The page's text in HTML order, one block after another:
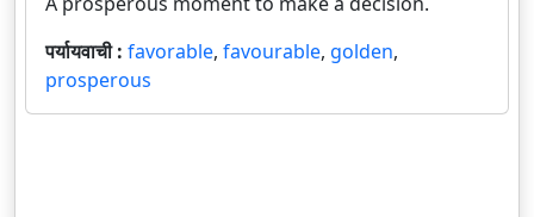
पर्यायवाची : favorable, favourable, golden,
prosperous